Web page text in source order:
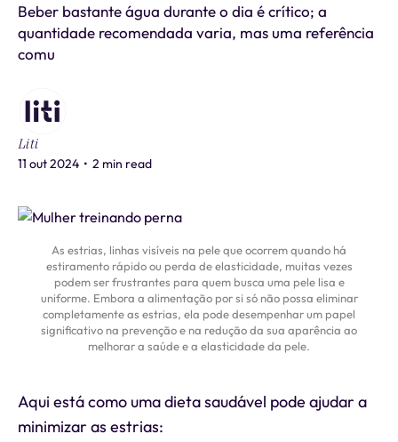
Beber bastante água durante o dia é crítico; a
quantidade recomendada varia, mas uma referência
comu
Liti
11 out 2024 • 2 min read
As estrias, linhas visíveis na pele que ocorrem quando há
estiramento rápido ou perda de elasticidade, muitas vezes
podem ser frustrantes para quem busca uma pele lisa e
uniforme. Embora a alimentação por si só não possa eliminar
completamente as estrias, ela pode desempenhar um papel
significativo na prevenção e na redução da sua aparência ao
melhorar a saúde e a elasticidade da pele.
Aqui está como uma dieta saudável pode ajudar a
minimizar as estrias: